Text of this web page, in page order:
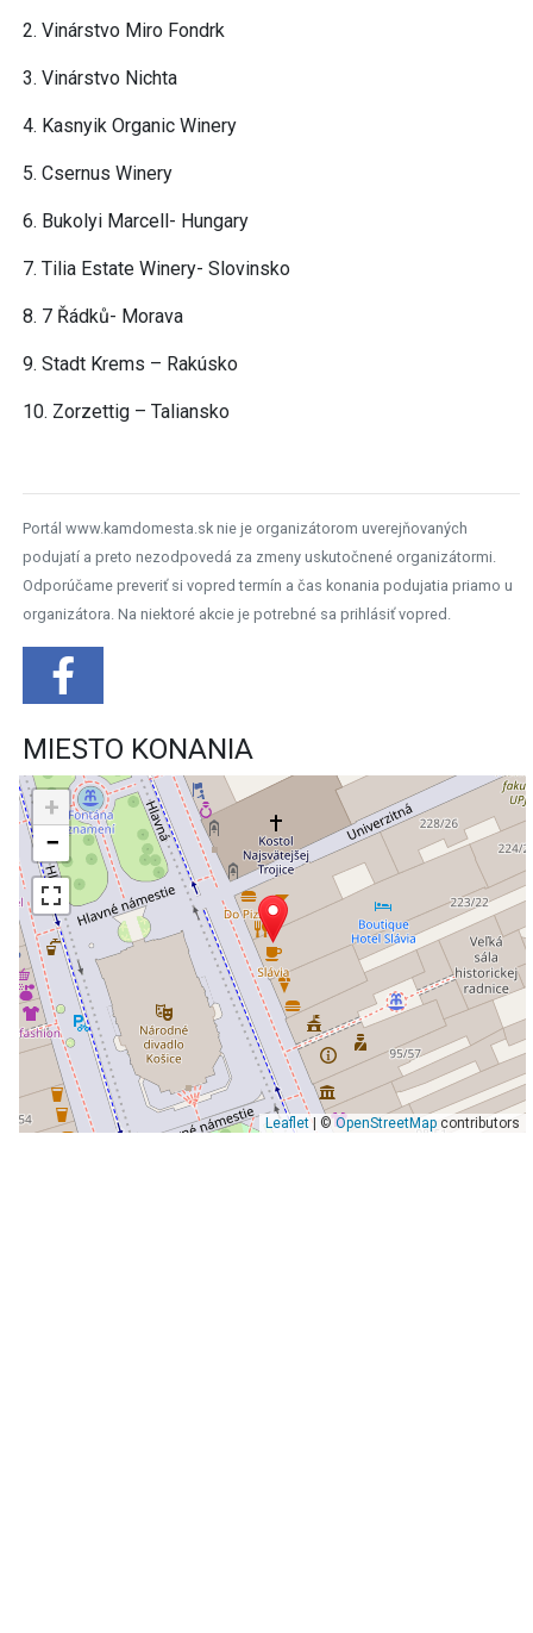
2. Vinárstvo Miro Fondrk
3. Vinárstvo Nichta
4. Kasnyik Organic Winery
5. Csernus Winery
6. Bukolyi Marcell- Hungary
7. Tilia Estate Winery- Slovinsko
8. 7 Řádků- Morava
9. Stadt Krems – Rakúsko
10. Zorzettig – Taliansko
Portál www.kamdomesta.sk nie je organizátorom uverejňovaných
podujatí a preto nezodpovedá za zmeny uskutočnené organizátormi.
Odporúčame preveriť si vopred termín a čas konania podujatia priamo u
organizátora. Na niektoré akcie je potrebné sa prihlásiť vopred.
MIESTO KONANIA
+
−
Leaflet| ©OpenStreetMapcontributors